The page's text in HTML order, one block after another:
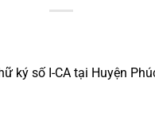
ký số I-CA tại Huyện